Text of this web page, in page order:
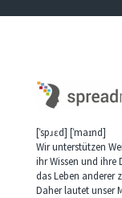
[ˈspɹɛd] [ˈmaɪnd]
Wir unterstützen
ihr Wissen und ihre
das Leben anderer
Daher lautet unser